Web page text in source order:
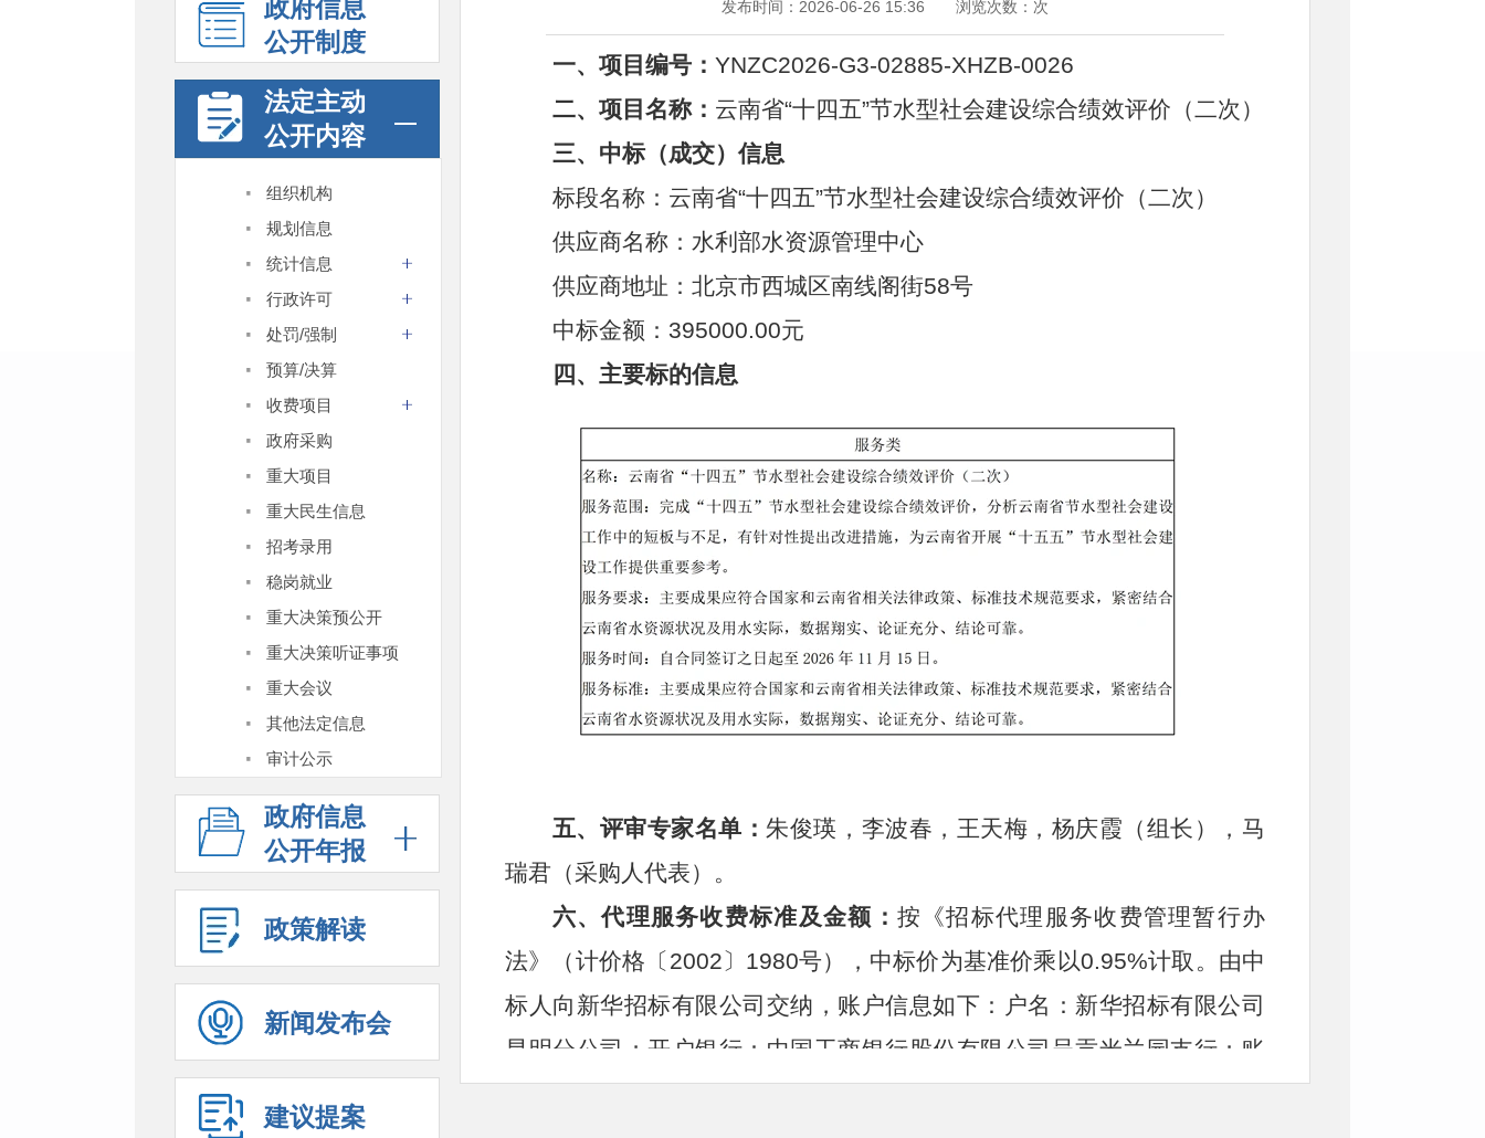
政府信息
公开制度
法定主动
公开内容
· 组织机构
· 规划信息
· 统计信息
· 行政许可
· 处罚/强制
· 预算/决算
· 收费项目
· 政府采购
· 重大项目
· 重大民生信息
· 招考录用
· 稳岗就业
· 重大决策预公开
· 重大决策听证事项
· 重大会议
· 其他法定信息
· 审计公示
政府信息
公开年报
政策解读
新闻发布会
建议提案
发布时间：2026-06-26 15:36 浏览次数： 次
一、项目编号： YNZC2026-G3-02885-XHZB-0026
二、项目名称： 云南省“十四五”节水型社会建设综合绩效评价（二次）
三、中标（成交）信息
标段名称：云南省“十四五”节水型社会建设综合绩效评价（二次）
供应商名称：水利部水资源管理中心
供应商地址：北京市西城区南线阁街58号
中标金额：395000.00元
四、主要标的信息
五、评审专家名单： 朱俊瑛，李波春，王天梅，杨庆霞（组长），马
瑞君（采购人代表）。
六、代理服务收费标准及金额： 按《招标代理服务收费管理暂行办
法》（计价格〔2002〕1980号），中标价为基准价乘以0.95%计取。由中
标人向新华招标有限公司交纳，账户信息如下：户名：新华招标有限公司
昆明分公司；开户银行：中国工商银行股份有限公司呈贡米兰园支行；账